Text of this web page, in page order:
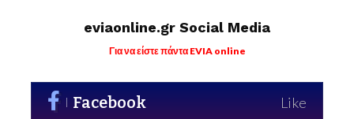
eviaonline.gr Social Media
Για να είστε πάντα EVIA online
Facebook Like